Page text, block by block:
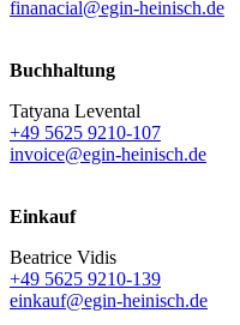
finanacial@egin-heinisch.de
Buchhaltung
Tatyana Levental
+49 5625 9210-107
invoice@egin-heinisch.de
Einkauf
Beatrice Vidis
+49 5625 9210-139
einkauf@egin-heinisch.de